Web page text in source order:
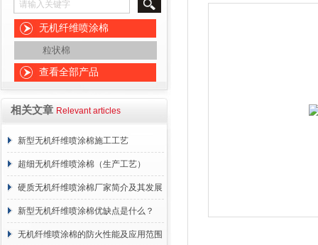
无机纤维喷涂棉
粒状棉
查看全部产品
相关文章 Relevant articles
新型无机纤维喷涂棉施工工艺
超细无机纤维喷涂棉（生产工艺）
硬质无机纤维喷涂棉厂家简介及其发展
概述
新型无机纤维喷涂棉优缺点是什么？
无机纤维喷涂棉的防火性能及应用范围